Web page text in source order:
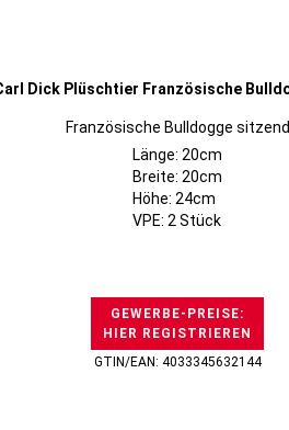
Französische Bulldogge sitzend
Länge: 20cm
Breite: 20cm
Höhe: 24cm
VPE: 2 Stück
GEWERBE-PREISE:
HIER REGISTRIEREN
GTIN/EAN: 4033345632144